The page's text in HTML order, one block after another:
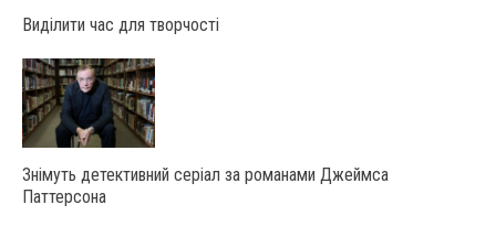
Виділити час для творчості
Знімуть детективний серіал за романами Джеймса
Паттерсона